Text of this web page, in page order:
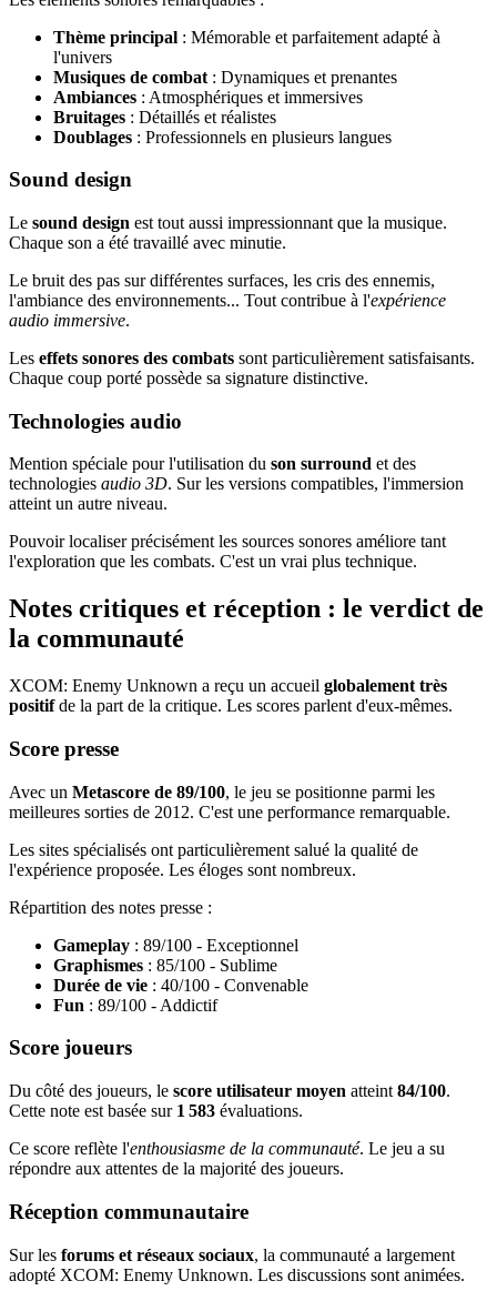
Thème principal : Mémorable et parfaitement adapté à
l'univers
Musiques de combat : Dynamiques et prenantes
Ambiances : Atmosphériques et immersives
Bruitages : Détaillés et réalistes
Doublages : Professionnels en plusieurs langues
Sound design
Le sound design est tout aussi impressionnant que la musique.
Chaque son a été travaillé avec minutie.
Le bruit des pas sur différentes surfaces, les cris des ennemis,
l'ambiance des environnements... Tout contribue à l'expérience
audio immersive.
Les effets sonores des combats sont particulièrement satisfaisants.
Chaque coup porté possède sa signature distinctive.
Technologies audio
Mention spéciale pour l'utilisation du son surround et des
technologies audio 3D. Sur les versions compatibles, l'immersion
atteint un autre niveau.
Pouvoir localiser précisément les sources sonores améliore tant
l'exploration que les combats. C'est un vrai plus technique.
Notes critiques et réception : le verdict de
la communauté
XCOM: Enemy Unknown a reçu un accueil globalement très
positifde la part de la critique. Les scores parlent d'eux-mêmes.
Score presse
Avec un Metascore de 89/100, le jeu se positionne parmi les
meilleures sorties de 2012. C'est une performance remarquable.
Les sites spécialisés ont particulièrement salué la qualité de
l'expérience proposée. Les éloges sont nombreux.
Répartition des notes presse :
Gameplay : 89/100 - Exceptionnel
Graphismes : 85/100 - Sublime
Durée de vie : 40/100 - Convenable
Fun : 89/100 - Addictif
Score joueurs
Du côté des joueurs, le score utilisateur moyen atteint 84/100.
Cette note est basée sur 1 583 évaluations.
Ce score reflète l'enthousiasme de la communauté. Le jeu a su
répondre aux attentes de la majorité des joueurs.
Réception communautaire
Sur les forums et réseaux sociaux, la communauté a largement
adopté XCOM: Enemy Unknown. Les discussions sont animées.